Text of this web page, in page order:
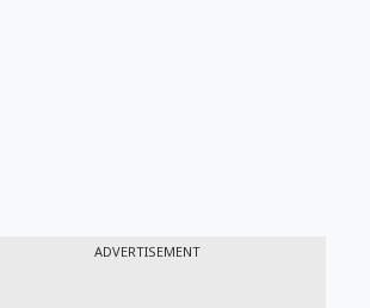
ADVERTISEMENT